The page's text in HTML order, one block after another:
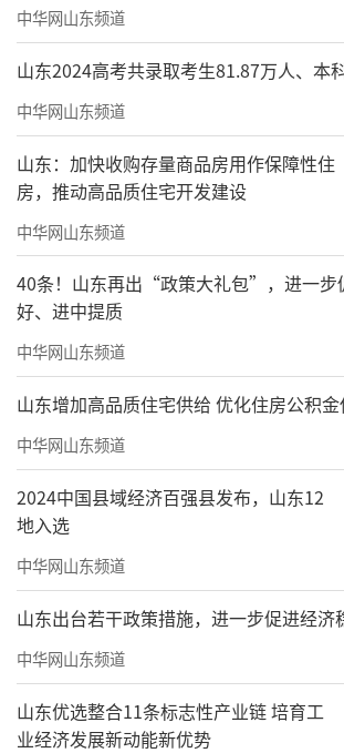
画家简介
中华网山东频道
山东2024高考共录取考生81.87万人、本
中华网山东频道
山东：加快收购存量商品房用作保障性住
房，推动高品质住宅开发建设
中华网山东频道
40条！山东再出“政策大礼包”，进一步
好、进中提质
中华网山东频道
山东增加高品质住宅供给 优化住房公积
中华网山东频道
2024中国县域经济百强县发布，山东12
地入选
中华网山东频道
山东出台若干政策措施，进一步促进经济
中华网山东频道
山东优选整合11条标志性产业链 培育工
业经济发展新动能新优势